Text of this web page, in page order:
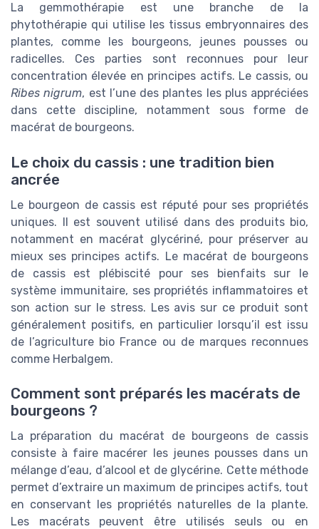
La gemmothérapie est une branche de la
phytothérapie qui utilise les tissus embryonnaires des
plantes, comme les bourgeons, jeunes pousses ou
radicelles. Ces parties sont reconnues pour leur
concentration élevée en principes actifs. Le cassis, ou
Ribes nigrum, est l’une des plantes les plus appréciées
dans cette discipline, notamment sous forme de
macérat de bourgeons.
Le choix du cassis : une tradition bien
ancrée
Le bourgeon de cassis est réputé pour ses propriétés
uniques. Il est souvent utilisé dans des produits bio,
notamment en macérat glycériné, pour préserver au
mieux ses principes actifs. Le macérat de bourgeons
de cassis est plébiscité pour ses bienfaits sur le
système immunitaire, ses propriétés inflammatoires et
son action sur le stress. Les avis sur ce produit sont
généralement positifs, en particulier lorsqu’il est issu
de l’agriculture bio France ou de marques reconnues
comme Herbalgem.
Comment sont préparés les macérats de
bourgeons ?
La préparation du macérat de bourgeons de cassis
consiste à faire macérer les jeunes pousses dans un
mélange d’eau, d’alcool et de glycérine. Cette méthode
permet d’extraire un maximum de principes actifs, tout
en conservant les propriétés naturelles de la plante.
Les macérats peuvent être utilisés seuls ou en